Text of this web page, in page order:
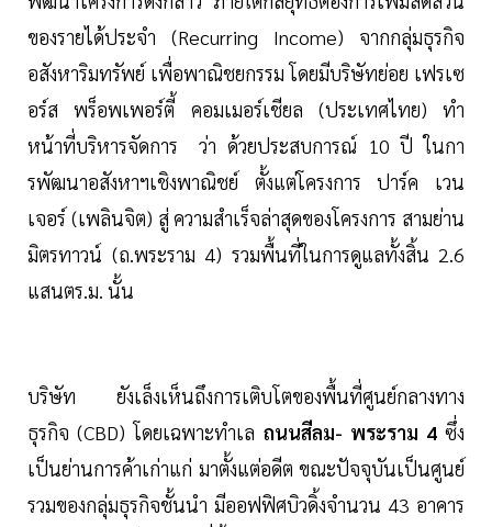
ของรายได้ประจำ (Recurring Income) จากกลุ่มธุรกิจ
อสังหาริมทรัพย์ เพื่อพาณิชยกรรม โดยมีบริษัทย่อย เฟรเซ
อร์ส พร็อพเพอร์ตี้ คอมเมอร์เชียล (ประเทศไทย) ทำ
หน้าที่บริหารจัดการ ว่า ด้วยประสบการณ์ 10 ปี ในกา
รพัฒนาอสังหาฯเชิงพาณิชย์ ตั้งแต่โครงการ ปาร์ค เวน
เจอร์ (เพลินจิต) สู่ ความสำเร็จล่าสุดของโครงการ สามย่าน
มิตรทาวน์ (ถ.พระราม 4) รวมพื้นที่ในการดูแลทั้งสิ้น 2.6
แสนตร.ม. นั้น
บริษัท ยังเล็งเห็นถึงการเติบโตของพื้นที่ศูนย์กลางทาง
ธุรกิจ (CBD) โดยเฉพาะทำเล ถนนสีลม- พระราม 4ซึ่ง
เป็นย่านการค้าเก่าแก่ มาตั้งแต่อดีต ขณะปัจจุบันเป็นศูนย์
รวมของกลุ่มธุรกิจชั้นนำ มีออฟฟิศบิวดิ้งจำนวน 43 อาคาร